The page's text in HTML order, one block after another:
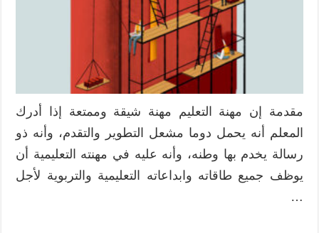
مفهومها،
أهدافها،
أنواعها،
خطوات
صفياً
مقدمة إن مهنة التعليم مهنة شيقة وممتعة إذا أدرك
المعلم أنه يحمل دوما مشعل التطوير والتقدم، وأنه ذو
رسالة يخدم بها وطنه، وأنه عليه في مهنته التعليمية أن
يوظف جميع طاقاته وابداعاته التعليمية والتربوية لأجل
…